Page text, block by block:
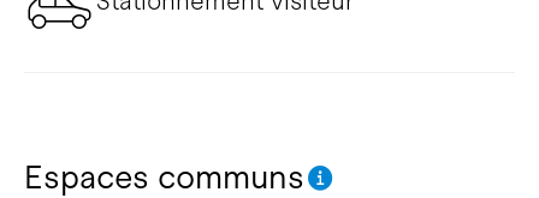
Espaces communs